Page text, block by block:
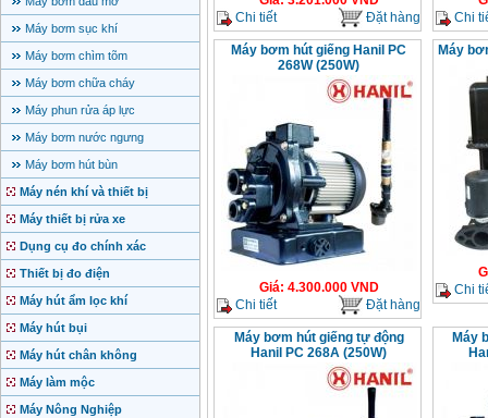
Máy bơm sục khí
Máy bơm chìm tõm
Máy bơm chữa cháy
Máy phun rửa áp lực
Máy bơm nước ngưng
Máy bơm hút bùn
Máy nén khí và thiết bị
Máy thiết bị rửa xe
Dụng cụ đo chính xác
Thiết bị đo điện
Máy hút ẩm lọc khí
Máy hút bụi
Máy hút chân không
Máy làm mộc
Máy Nông Nghiệp
Chi tiết
Đặt hàng
Chi
Máy bơm hút giếng Hanil PC
268W (250W)
Giá: 4.300.000VND
Chi tiết
Đặt hàng
Máy
Chi
Máy bơm hút giếng tự động
Hanil PC 268A (250W)
Máy